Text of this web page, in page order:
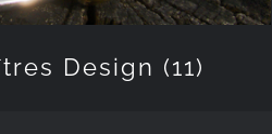
Design (11)